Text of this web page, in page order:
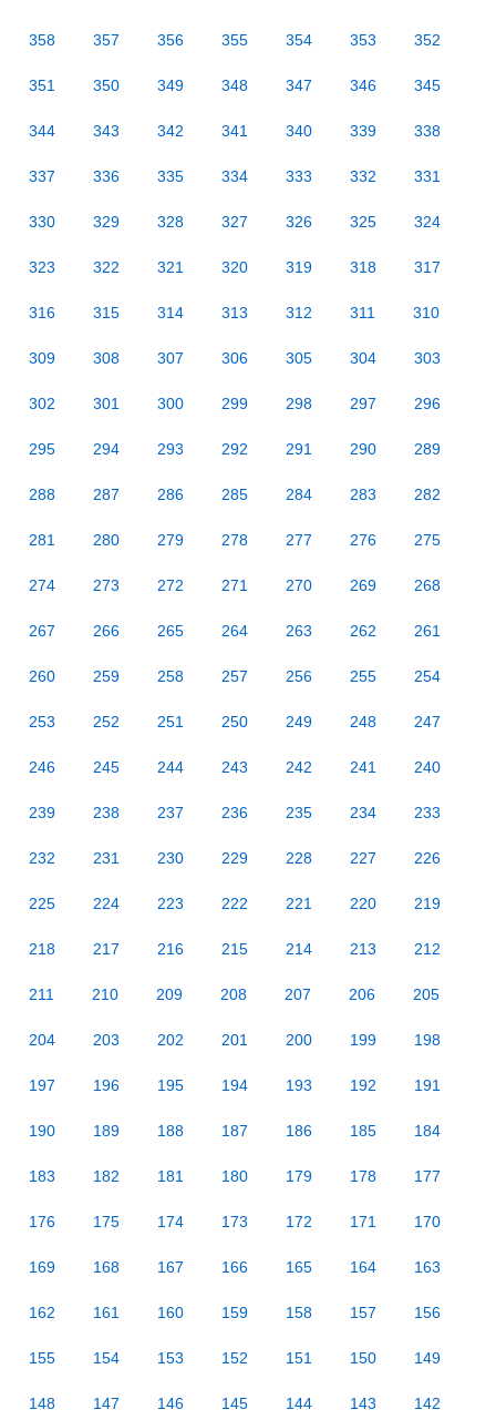
358 357 356 355 354 353 352
351 350 349 348 347 346 345
344 343 342 341 340 339 338
337 336 335 334 333 332 331
330 329 328 327 326 325 324
323 322 321 320 319 318 317
316 315 314 313 312 311 310
309 308 307 306 305 304 303
302 301 300 299 298 297 296
295 294 293 292 291 290 289
288 287 286 285 284 283 282
281 280 279 278 277 276 275
274 273 272 271 270 269 268
267 266 265 264 263 262 261
260 259 258 257 256 255 254
253 252 251 250 249 248 247
246 245 244 243 242 241 240
239 238 237 236 235 234 233
232 231 230 229 228 227 226
225 224 223 222 221 220 219
218 217 216 215 214 213 212
211 210 209 208 207 206 205
204 203 202 201 200 199 198
197 196 195 194 193 192 191
190 189 188 187 186 185 184
183 182 181 180 179 178 177
176 175 174 173 172 171 170
169 168 167 166 165 164 163
162 161 160 159 158 157 156
155 154 153 152 151 150 149
148 147 146 145 144 143 142